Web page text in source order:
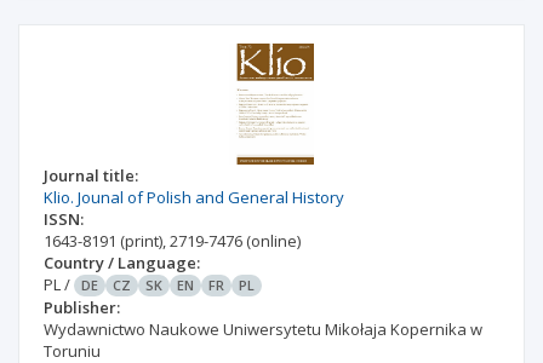
Journal title:
Klio. Jounal of Polish and General History
ISSN:
1643-8191 (print),2719-7476 (online)
Country / Language:
PL/ DE CZ SK EN FR PL
Publisher:
Wydawnictwo Naukowe Uniwersytetu Mikołaja Kopernika w
Toruniu